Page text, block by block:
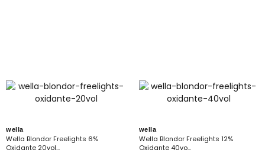
wella
Wella Blondor Freelights 6%
Oxidante 20vol...
wella
Wella Blondor Freelights 12%
Oxidante 40vo...